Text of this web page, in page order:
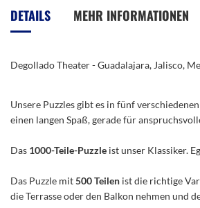
Bildergalerie
springen
DETAILS
Degollado Theater - Guadalajara, Jalisco,
MEHR INFORMATIONEN
Unsere Puzzles gibt es in fünf
einen langen Spaß, gerade für
Das 1000-Teile-Puzzle ist unser Klassiker.
Das Puzzle mit500 Teilen ist die richtige
die Terrasse oder den Balkon nehmen und